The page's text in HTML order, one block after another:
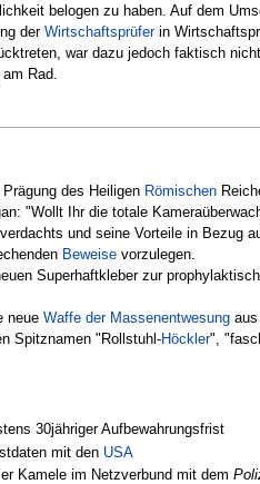
belogen zu haben. Auf dem
der Wirtschaftsprüferin
war dazu jedoch faktisch
Rad.
des Heiligen Römischen
"Wollt Ihr die totale
und seine Vorteile in Bezug
Beweise vorzulegen.
Superhaftkleber zur
neue Waffe der Massenentwesung
Spitznamen "Rollstuhl-Höckler",
30jähriger Aufbewahrungsfrist
mit den USA
Kamele im Netzverbund mit dem